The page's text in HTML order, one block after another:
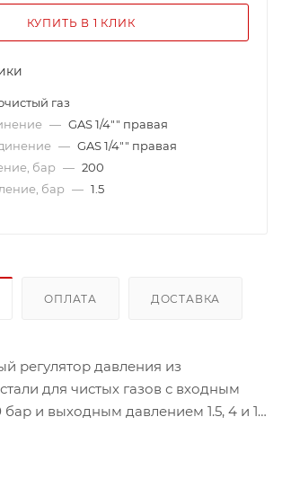
КУПИТЬ В 1 КЛИК
газ
— GAS 1/4"" правая
— GAS 1/4"" правая
бар — 200
бар — 1.5
ОПЛАТА ДОСТАВКА
регулятор давления из
для чистых газов с входным
и выходным давлением 1.5, 4 и 10